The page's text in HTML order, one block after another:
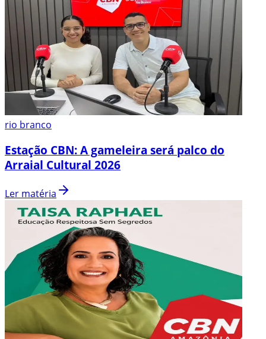
rio branco
Estação CBN: A gameleira será palco do
Arraial Cultural 2026
Ler matéria